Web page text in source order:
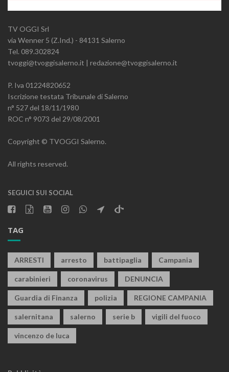
TV OGGI Srl
via Wenner 5 (Z.Ind.) - 84131 Salerno
Tel. 089.302824
tvoggi@tvoggisalerno.it | redazione@tvoggisalerno.it
P. Iva 01224820652
Iscrizione testata Tribunale di Salerno
n° 527 del 18/11/1980
ROC n° 9073 del 29/08/2001
Copyright © TVOGGI Salerno.
All rights reserved.
SEGUICI SUI SOCIAL
TAG
ARRESTI arresto battipaglia Campania
carabinieri coronavirus DENUNCIA
Guardia di Finanza polizia REGIONE CAMPANIA
salernitana salerno serie b vigili del fuoco
vincenzo de luca